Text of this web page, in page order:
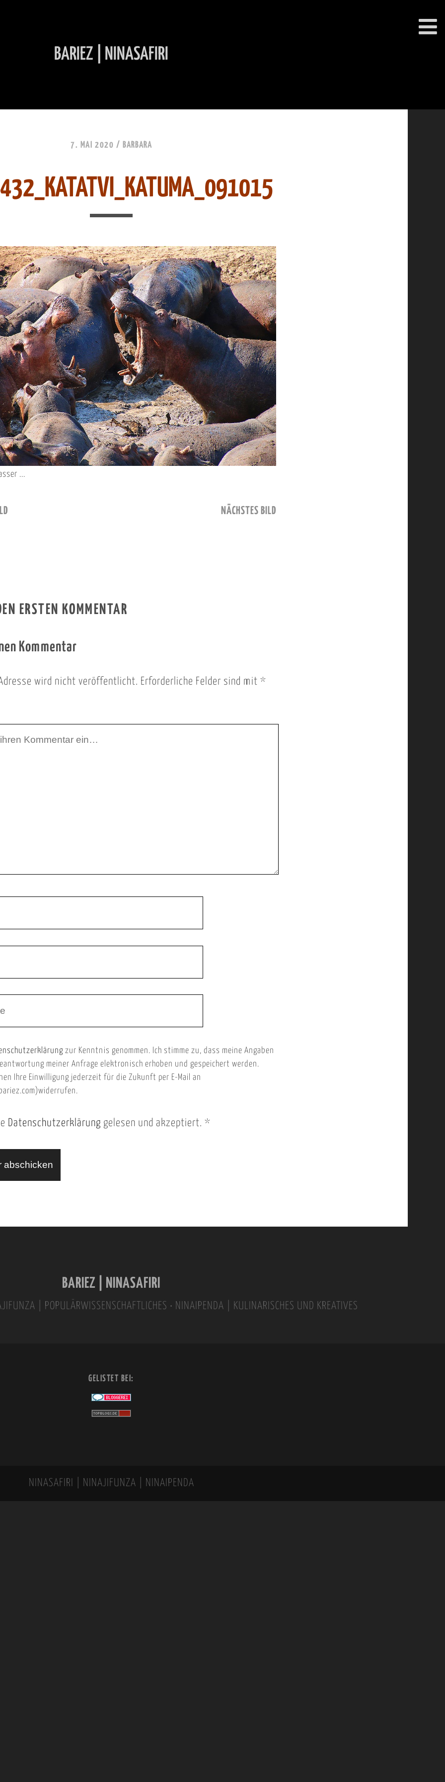
7. MAI 2020 / BARBARA
...
NÄCHSTES BILD
ERSTEN KOMMENTAR
Kommentar
wird nicht veröffentlicht. Erforderliche Felder sind mit *
zur Kenntnis genommen. Ich stimme zu, dass meine Angaben
meiner Anfrage elektronisch erhoben und gespeichert werden.
Ihre Einwilligung jederzeit für die Zukunft per E-Mail an
Datenschutzerklärung gelesen und akzeptiert. *
BARIEZ | NINASAFIRI
| POPULÄRWISSENSCHAFTLICHES • NINAIPENDA | KULINARISCHES UND KREATIVES
GELISTET BEI:
NINASAFIRI | NINAJIFUNZA | NINAIPENDA
BARIEZ | NINASAFIRI